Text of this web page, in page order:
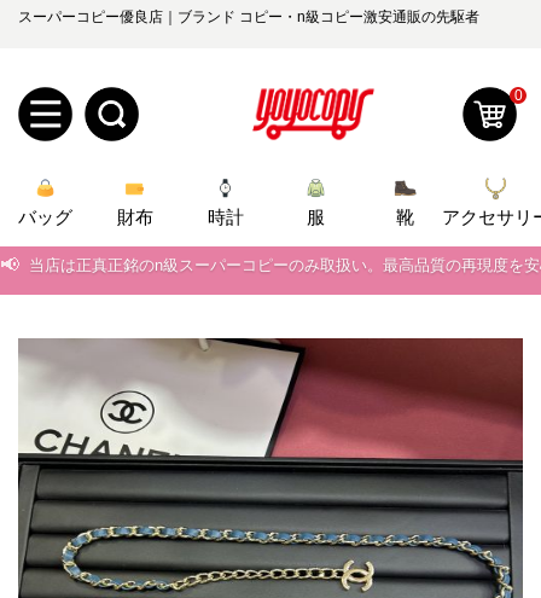
スーパーコピー優良店｜ブランド コピー・n級コピー激安通販の先駆者
規
ユ
ー
登
録
ロ
グ
ー
ー
お
ら
yoyocopys@gmail.com
0
バッグ 財布 時計 服 靴
アクセサリ
📢 新作入荷！ルイ・ヴィトンスーパーコピー バッグ最新モデルが登場。
当店は正真正銘のn級スーパーコピーのみ取扱い。最高品質の再現度を
2026春の新作続々更新中！期間中のご注文でお得な割引をご利用いただ
📢 新作入荷！ルイ・ヴィトンスーパーコピー バッグ最新モデルが登場。